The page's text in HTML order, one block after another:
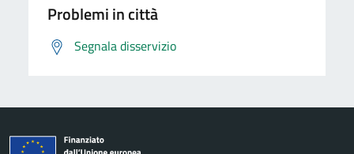
Problemi in città
Segnala disservizio